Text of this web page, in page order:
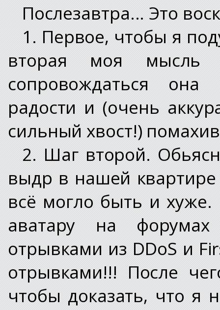
Послезавтра... Это
1. Первое, чтобы я
вторая моя мысль
сопровождаться
радости и (очень
сильный хвост!)
2. Шаг второй.
выдр в нашей
всё могло быть и хуже.
аватару на
отрывками из DDoS и
отрывками!!! После
чтобы доказать, что